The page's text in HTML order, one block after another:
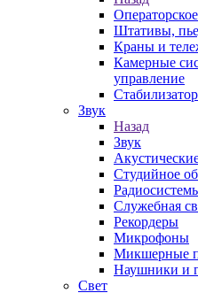
Штативы,
Краны и
Камерные
управление
Звук
Назад
Звук
Студийное
Служебная
Рекордеры
Микрофоны
Микшерные
Наушники и
Свет